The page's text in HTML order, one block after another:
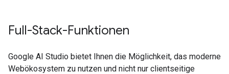
Full-Stack-Funktionen
Google AI Studio bietet Ihnen die Möglichkeit, das moderne
Webökosystem zu nutzen und nicht nur clientseitige